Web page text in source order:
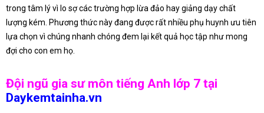
trong tâm lý vì lo sợ các trường hợp lừa đảo hay giảng dạy chất
lượng kém. Phương thức này đang được rất nhiều phụ huynh ưu tiên
lựa chọn vì chúng nhanh chóng đem lại kết quả học tập như mong
đợi cho con em họ.
Đội ngũ gia sư môn tiếng Anh lớp 7 tại
Daykemtainha.vn